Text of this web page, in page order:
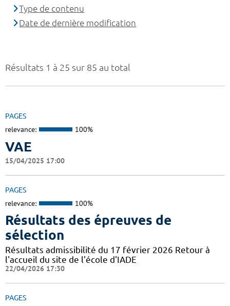
Résultats 1 à 25 sur 85 au total
PAGES
relevance: 100%
VAE
15/04/2025 17:00
PAGES
relevance: 100%
Résultats des épreuves de
sélection
Résultats admissibilité du 17 février 2026 Retour à
l'accueil du site de l'école d'IADE
22/04/2026 17:30
PAGES
Type de contenu
Date de dernière modification